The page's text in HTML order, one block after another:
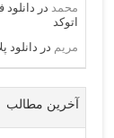
محمد در
اتوکد
مریم در
آخرین مطالب